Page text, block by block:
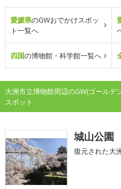
愛媛県のGWおでかけスポッ
ト一覧へ
四国の博物館・科学館一覧へ
大洲市立博物館周辺のGW(ゴールデ
スポット
城山公園
復元された大